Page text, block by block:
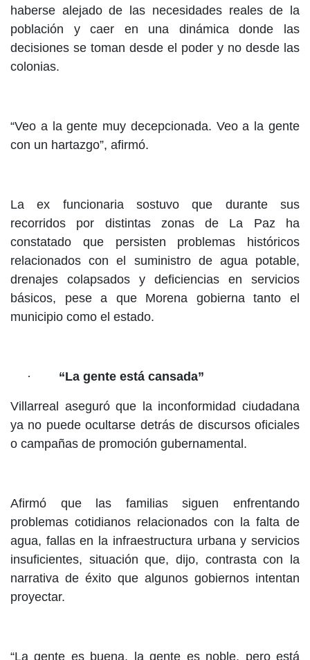
haberse alejado de las necesidades reales de la
población y caer en una dinámica donde las
decisiones se toman desde el poder y no desde las
colonias.
“Veo a la gente muy decepcionada. Veo a la gente
con un hartazgo”, afirmó.
La ex funcionaria sostuvo que durante sus
recorridos por distintas zonas de La Paz ha
constatado que persisten problemas históricos
relacionados con el suministro de agua potable,
drenajes colapsados y deficiencias en servicios
básicos, pese a que Morena gobierna tanto el
municipio como el estado.
· “La gente está cansada”
Villarreal aseguró que la inconformidad ciudadana
ya no puede ocultarse detrás de discursos oficiales
o campañas de promoción gubernamental.
Afirmó que las familias siguen enfrentando
problemas cotidianos relacionados con la falta de
agua, fallas en la infraestructura urbana y servicios
insuficientes, situación que, dijo, contrasta con la
narrativa de éxito que algunos gobiernos intentan
proyectar.
“La gente es buena, la gente es noble, pero está